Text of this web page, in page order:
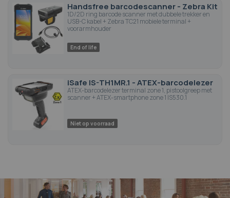
Handsfree barcodescanner - Zebra Kit
1D/2D ring barcode scanner met dubbele trekker en
USB-C kabel + Zebra TC21 mobiele terminal +
voorarmhouder
End of life
iSafe IS-TH1MR.1 - ATEX-barcodelezer
ATEX-barcodelezer terminal zone 1, pistoolgreep met
scanner + ATEX-smartphone zone 1 IS530.1
Niet op voorraad